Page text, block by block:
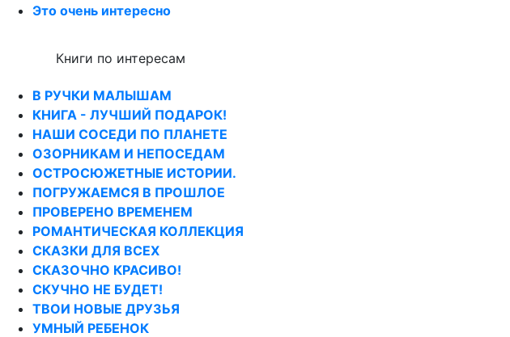
Это очень интересно
Книги по интересам
В РУЧКИ МАЛЫШАМ
КНИГА - ЛУЧШИЙ ПОДАРОК!
НАШИ СОСЕДИ ПО ПЛАНЕТЕ
ОЗОРНИКАМ И НЕПОСЕДАМ
ОСТРОСЮЖЕТНЫЕ ИСТОРИИ.
ПОГРУЖАЕМСЯ В ПРОШЛОЕ
ПРОВЕРЕНО ВРЕМЕНЕМ
РОМАНТИЧЕСКАЯ КОЛЛЕКЦИЯ
СКАЗКИ ДЛЯ ВСЕХ
СКАЗОЧНО КРАСИВО!
СКУЧНО НЕ БУДЕТ!
ТВОИ НОВЫЕ ДРУЗЬЯ
УМНЫЙ РЕБЕНОК